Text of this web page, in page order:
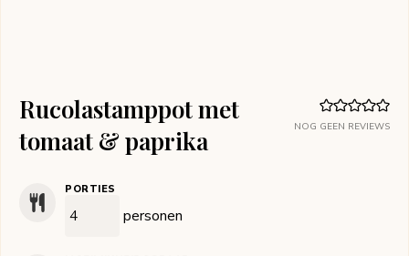
NOG GEEN REVIEWS
Rucolastamppot met
tomaat & paprika
PORTIES
personen